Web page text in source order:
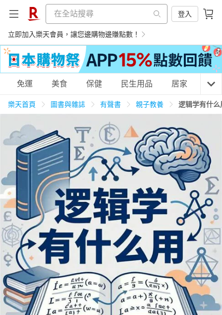
登入
立即加入樂天會員，讓您邊購物邊賺點數！
購物網分類
天天免運 美食蛋糕 養生保健 民生用品
居家生活 3C家電 運動休閒 親子玩具
女裝 男裝 化妝保養 情趣用品
日本購物 電子/紙本書
免運 美食 保健 民生用品 居家 3C
樂天首頁 圖書與雜誌 有聲書 親子教養 逻辑学有什